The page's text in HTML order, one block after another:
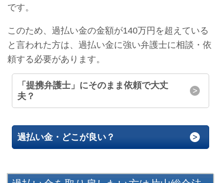
です。
このため、過払い金の金額が140万円を超えている
と言われた方は、過払い金に強い弁護士に相談・依
頼する必要があります。
「提携弁護士」にそのまま依頼で大丈
夫？
過払い金・どこが良い？